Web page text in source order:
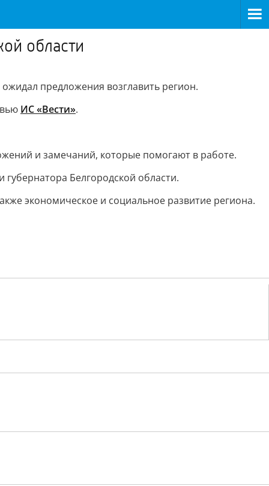
области
предложения возглавить регион.
ИС «Вести».
и замечаний, которые помогают в работе.
Белгородской области.
экономическое и социальное развитие региона.